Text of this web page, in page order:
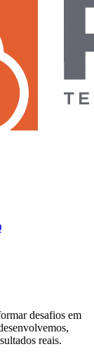
desafios em
reais.